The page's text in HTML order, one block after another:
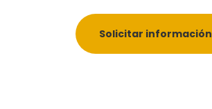
Solicitar información